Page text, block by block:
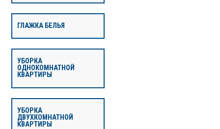
ГЛАЖКА БЕЛЬЯ
УБОРКА
ОДНОКОМНАТНОЙ
КВАРТИРЫ
УБОРКА
ДВУХКОМНАТНОЙ
КВАРТИРЫ